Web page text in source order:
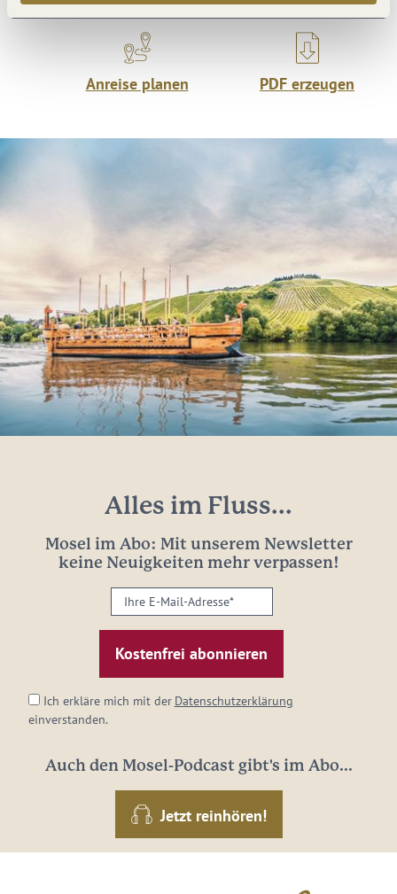
Anreise planen PDF erzeugen
Alles im Fluss...
Mosel im Abo: Mit unserem Newsletter
keine Neuigkeiten mehr verpassen!
Ihre
E-
Mail-
Adresse:
Ich erkläre mich mit der Datenschutzerklärung
einverstanden.
Auch den Mosel-Podcast gibt's im Abo...
Jetzt reinhören!